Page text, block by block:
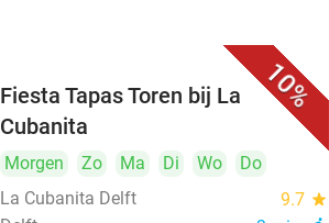
10%
Fiesta Tapas Toren bij La
Cubanita
Morgen Zo Ma Di Wo
Do
La Cubanita Delft
9.7 star